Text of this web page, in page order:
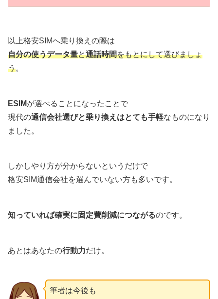
以上格安SIMへ乗り換えの際は
自分の使うデータ量と通話時間をもとにして選びましょ
う。
ESIMが選べることになったことで
現代の通信会社選びと乗り換えはとても手軽なものになり
ました。
しかしやり方が分からないというだけで
格安SIM通信会社を選んでいない方も多いです。
知っていれば確実に固定費削減につながるのです。
あとはあなたの行動力だけ。
筆者は今後も